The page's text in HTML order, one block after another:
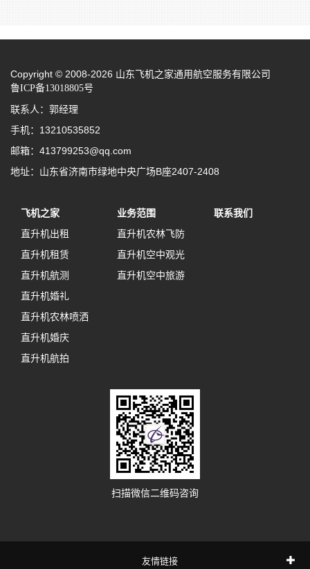
Copyright © 2008-2026 山东飞机之家通用航空服务有限公司
鲁ICP备13018805号
联系人：郭经理
手机：13210535852
邮箱：413799253@qq.com
地址：山东省济南市绿地中央广场B座2407-2408
飞机之家
直升机出租
直升机租赁
直升机航测
直升机婚礼
直升机农林喷洒
直升机婚庆
直升机航拍
业务范围
直升机农林飞防
直升机空中观光
直升机空中旅游
联系我们
扫描微信二维码咨询
友情链接